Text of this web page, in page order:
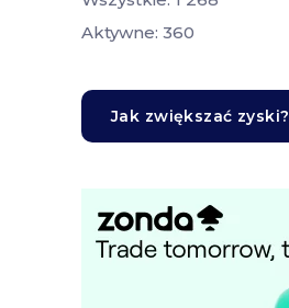
Aktywne: 360
Jak zwiększać zyski?